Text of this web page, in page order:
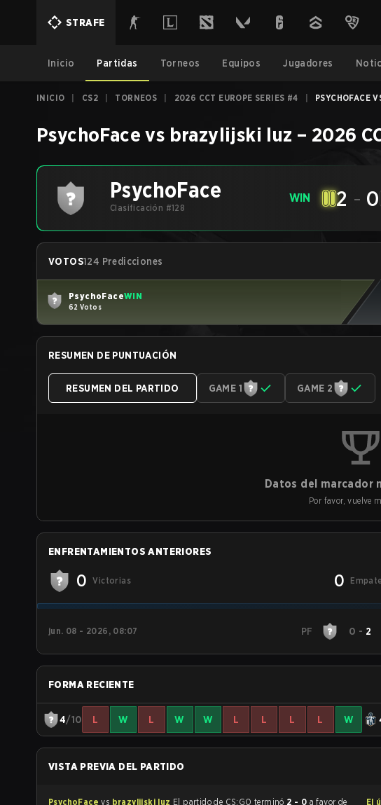
STRAFE
Inicio Partidas Torneos Equipos Jugadores
INICIO CS2 TORNEOS 2026 CCT EUROPE SERIES #4 PSYCHOFACE
PsychoFace vs brazylijski luz – 2026
PsychoFace
Clasificación #128
WIN 2 - 0
VOTOS124 Predicciones
PsychoFaceWIN
62 Votos
RESUMEN DE PUNTUACIÓN
RESUMEN DEL PARTIDO GAME 1 GAME 2
Datos del marcador
Por favor, vuelve
ENFRENTAMIENTOS ANTERIORES
0 Victorias 0
jun. 08 - 2026, 08:07 PF 0 - 2
FORMA RECIENTE
4/10 L W L W W L L L L W
VISTA PREVIA DEL PARTIDO
PsychoFacevs brazylijski luz El partido de CS:GO terminó 2 - 0 a favor de
El